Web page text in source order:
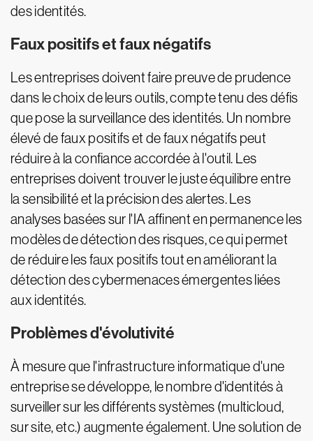
des identités.
Faux positifs et faux négatifs
Les entreprises doivent faire preuve de prudence
dans le choix de leurs outils, compte tenu des défis
que pose la surveillance des identités. Un nombre
élevé de faux positifs et de faux négatifs peut
réduire à la confiance accordée à l'outil. Les
entreprises doivent trouver le juste équilibre entre
la sensibilité et la précision des alertes. Les
analyses basées sur l'IA affinent en permanence les
modèles de détection des risques, ce qui permet
de réduire les faux positifs tout en améliorant la
détection des cybermenaces émergentes liées
aux identités.
Problèmes d'évolutivité
À mesure que l'infrastructure informatique d'une
entreprise se développe, le nombre d'identités à
surveiller sur les différents systèmes (multicloud,
sur site, etc.) augmente également. Une solution de